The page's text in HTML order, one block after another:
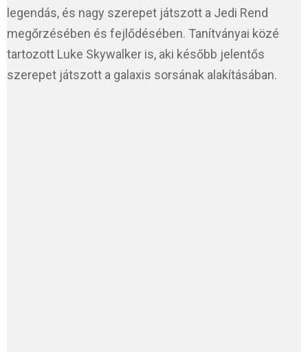
legendás, és nagy szerepet játszott a Jedi Rend
megőrzésében és fejlődésében. Tanítványai közé
tartozott Luke Skywalker is, aki később jelentős
szerepet játszott a galaxis sorsának alakításában.